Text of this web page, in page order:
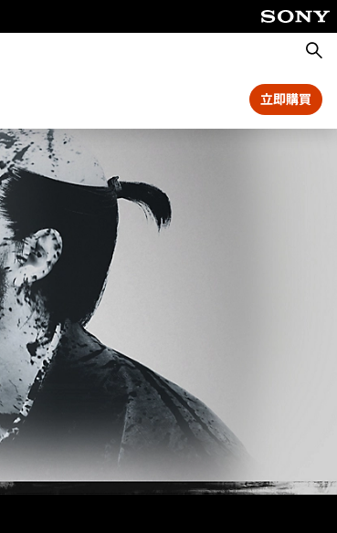
搜
尋
立即購買